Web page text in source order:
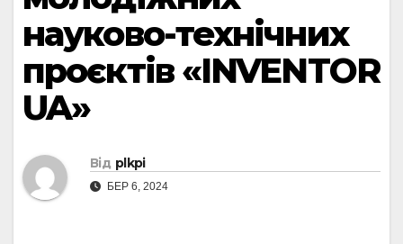
науково-технічних
проєктів «INVENTOR
UA»
Від plkpi
БЕР 6, 2024